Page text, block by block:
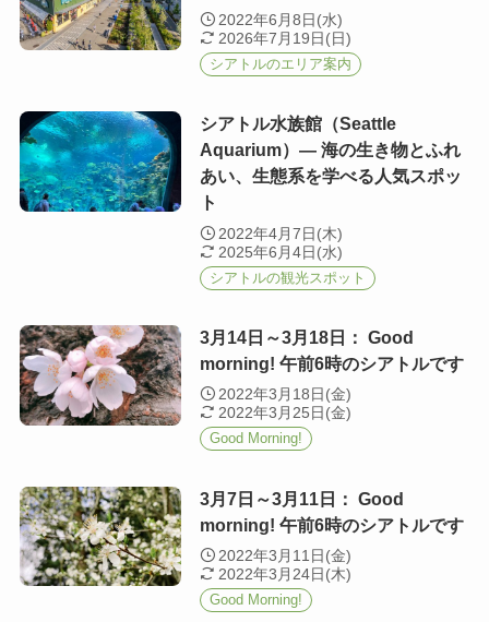
2022年6月8日(水)
2026年7月19日(日)
シアトルのエリア案内
シアトル水族館（Seattle
Aquarium）— 海の生き物とふれ
あい、生態系を学べる人気スポッ
ト
2022年4月7日(木)
2025年6月4日(水)
シアトルの観光スポット
3月14日～3月18日： Good
morning! 午前6時のシアトルです
2022年3月18日(金)
2022年3月25日(金)
Good Morning!
3月7日～3月11日： Good
morning! 午前6時のシアトルです
2022年3月11日(金)
2022年3月24日(木)
Good Morning!